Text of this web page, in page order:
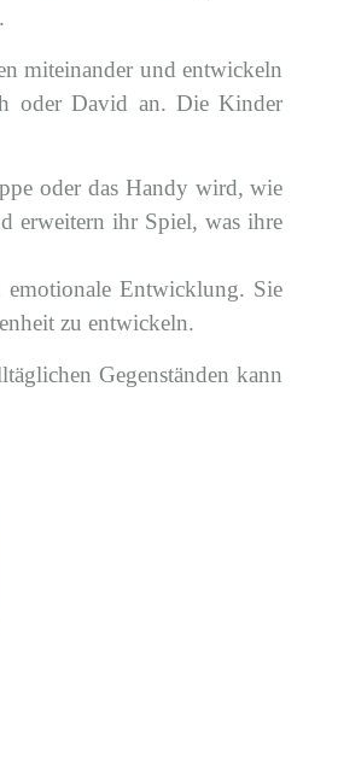
miteinander und entwickeln
oder David an. Die Kinder
oder das Handy wird, wie
erweitern ihr Spiel, was ihre
emotionale Entwicklung. Sie
zu entwickeln.
Gegenständen kann